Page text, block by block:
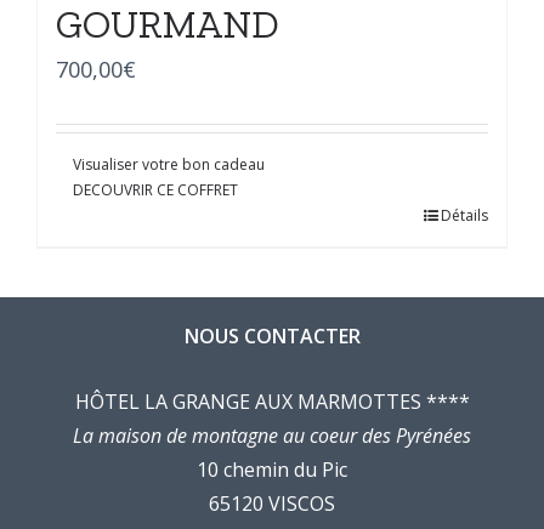
GOURMAND
700,00€
Visualiser votre bon cadeau
DECOUVRIR CE COFFRET
Détails
NOUS CONTACTER
HÔTEL LA GRANGE AUX MARMOTTES ****
La maison de montagne au coeur des Pyrénées
10 chemin du Pic
65120 VISCOS